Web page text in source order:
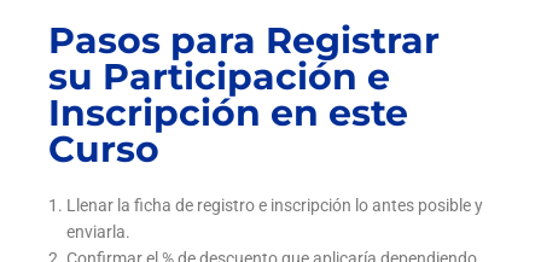
Pasos para Registrar
su Participación e
Inscripción en este
Curso
Llenar la ficha de registro e inscripción lo antes posible y
enviarla.